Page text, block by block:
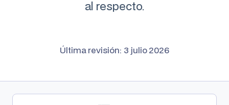
al respecto.
Última revisión: 3 julio 2026